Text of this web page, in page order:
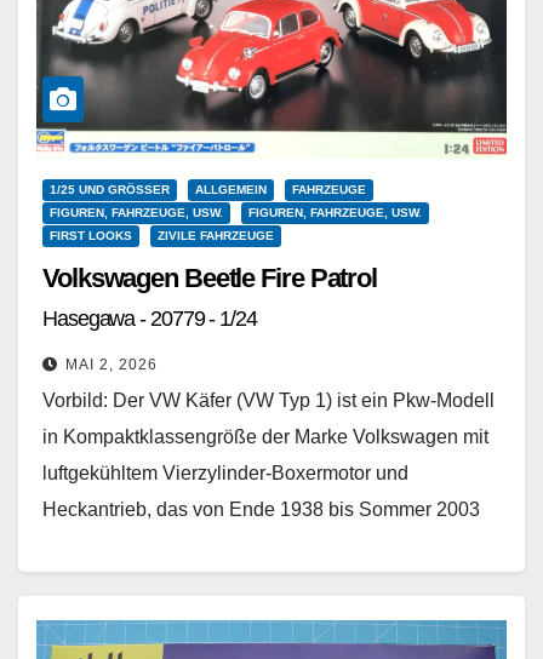
1/25 UND GRÖSSER ALLGEMEIN
FAHRZEUGE
FIGUREN, FAHRZEUGE, USW.
FIGUREN, FAHRZEUGE, USW.
FIRST LOOKS
ZIVILE FAHRZEUGE
Volkswagen Beetle Fire Patrol
Hasegawa - 20779 - 1/24
MAI 2, 2026
Vorbild: Der VW Käfer (VW Typ 1) ist ein Pkw-Modell
in Kompaktklassengröße der Marke Volkswagen mit
luftgekühltem Vierzylinder-Boxermotor und
Heckantrieb, das von Ende 1938 bis Sommer 2003